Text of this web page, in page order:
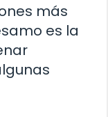
más
es la